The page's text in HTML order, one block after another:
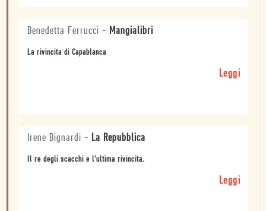
Benedetta Ferrucci - Mangialibri
La rivincita di Capablanca
Leggi
Irene Bignardi - La Repubblica
Il re degli scacchi e l'ultima rivincita.
Leggi